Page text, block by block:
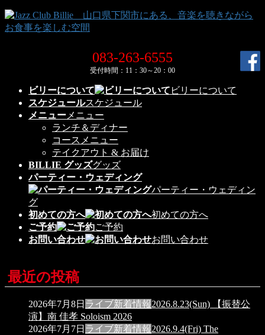
コ
ン
ナ
ビ
083-263-6555
受付時間：11：30～20：00
ビリーについて
ビリーについて
スケジュールスケジュール
メニュー メニュー
ランチ＆ディナー
コースメニュー
テイクアウト & お届け
BILLIE グッズグッズ
パーティー・ウェディング
パーティー・ウェディン
グ
初めての方へ
初めての方へ
ご予約
ご予約
お問い合わせ
お問い合わせ
最近の投稿
2026年7月8日 ライブ新着情報2026.8.23(Sun) 【振替公
演】南 佳孝 Soloism 2026
2026年7月7日 ライブ新着情報2026.9.4(Fri) The